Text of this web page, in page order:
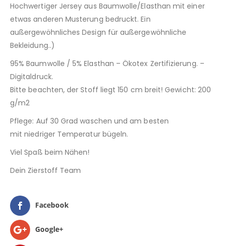
Hochwertiger Jersey aus Baumwolle/Elasthan mit einer
etwas anderen Musterung bedruckt. Ein
außergewöhnliches Design für außergewöhnliche
Bekleidung..)
95% Baumwolle / 5% Elasthan – Ökotex Zertifizierung. –
Digitaldruck.
Bitte beachten, der Stoff liegt 150 cm breit! Gewicht: 200
g/m2
Pflege: Auf 30 Grad waschen und am besten
mit niedriger Temperatur bügeln.
Viel Spaß beim Nähen!
Dein Zierstoff Team
Facebook
Google+